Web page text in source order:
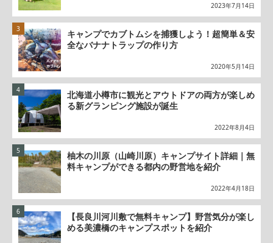
2023年7月14日
キャンプでカブトムシを捕獲しよう！超簡単＆安
全なバナナトラップの作り方
2020年5月14日
北海道小樽市に観光とアウトドアの両方が楽しめ
る新グランピング施設が誕生
2022年8月4日
柚木の川原（山崎川原）キャンプサイト詳細｜無
料キャンプができる都内の野営地を紹介
2022年4月18日
【長良川河川敷で無料キャンプ】野営気分が楽し
める美濃橋のキャンプスポットを紹介